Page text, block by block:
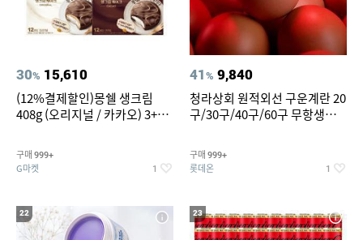
30% 15,610
(12%결제할인)몽쉘 생크림
408g (오리지널 / 카카오) 3+1
구매 999+
G마켓 1
41% 9,840
청라상회 원적외선 구운계란 20
구/30구/40구/60구 무항생제
구매 999+
롯데온 1
22 23